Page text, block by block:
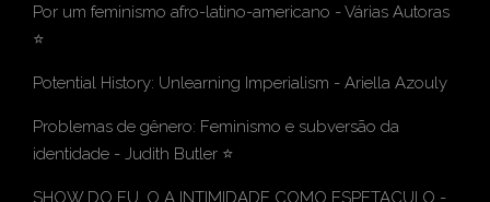
Por um feminismo afro-latino-americano - Várias Autoras
⭐
Potential History: Unlearning Imperialism - Ariella Azouly
Problemas de gênero: Feminismo e subversão da
identidade - Judith Butler ⭐
SHOW DO EU, O A INTIMIDADE COMO ESPETACULO -